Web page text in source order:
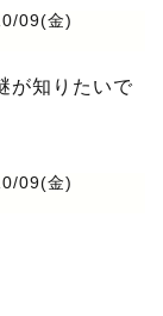
09(金)
が知りたいで
09(金)